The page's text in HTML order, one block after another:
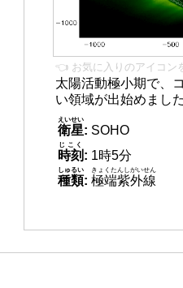
👈 お気に入りのアイコン
太陽活動極小期で、
い領域が出始めました
衛星
えいせい
: SOHO
時刻
じこく
: 1時5分
種類
しゅるい
: 極端紫外線
きょくたんしがいせん